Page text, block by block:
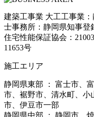
建築工事業 大工工事業
士事務所：静岡県知事登
住宅性能保証協会：
11653号
施工エリア
静岡県東部 ： 富士市、
市、裾野市、清水町、小
市、伊豆市一部
静岡県中部 ： 静岡市、